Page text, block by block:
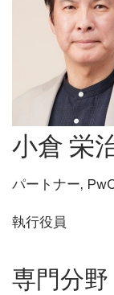
小倉 栄
パートナー,
執行役員
専門分